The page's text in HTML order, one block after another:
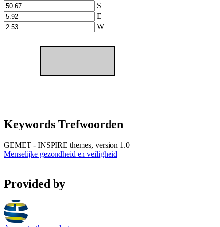
S
E
W
Keywords Trefwoorden
GEMET - INSPIRE themes, version 1.0
Menselijke gezondheid en veiligheid
Provided by